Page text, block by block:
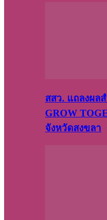
สสว. แถลงผล
GROW
จังหวัดสงขลา